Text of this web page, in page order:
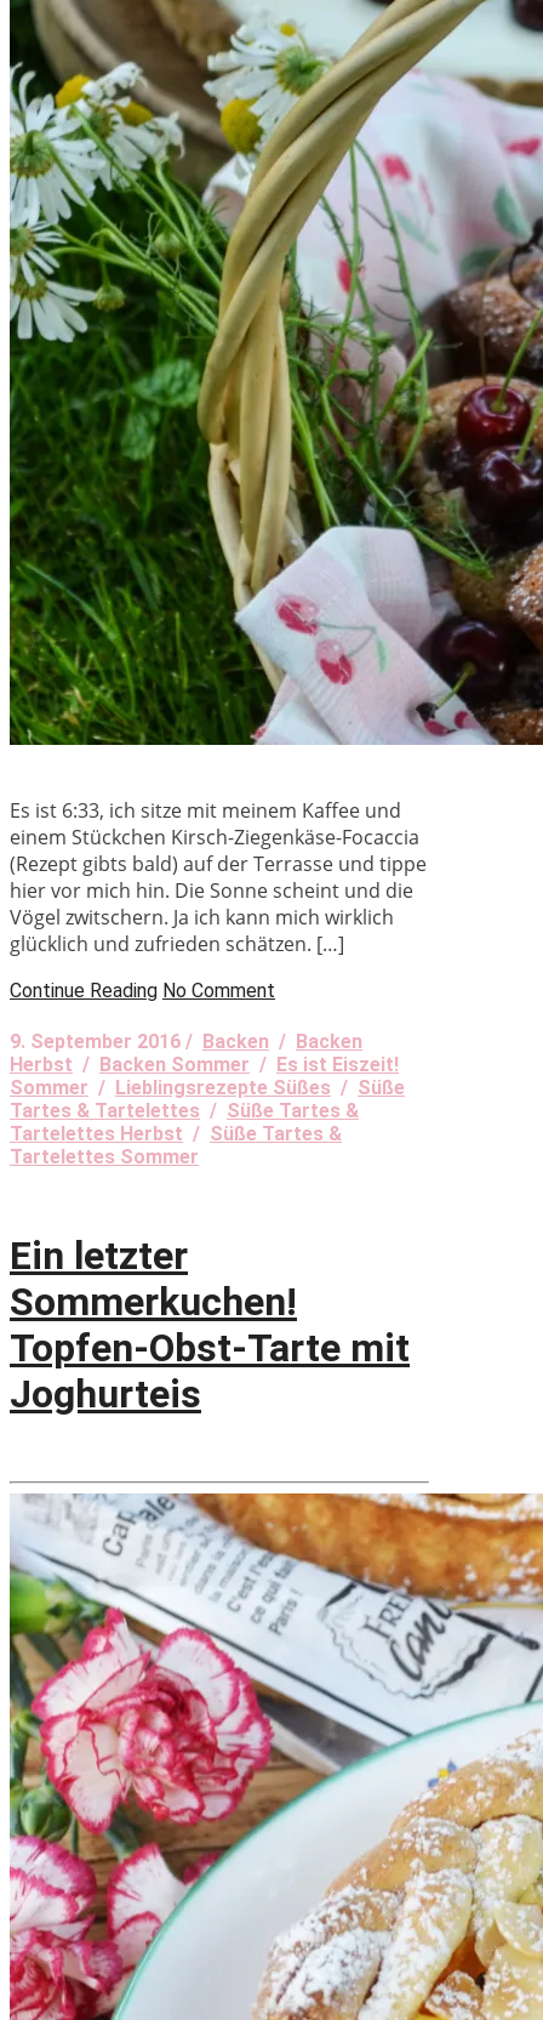
Es ist 6:33, ich sitze mit meinem Kaffee und
einem Stückchen Kirsch-Ziegenkäse-Focaccia
(Rezept gibts bald) auf der Terrasse und tippe
hier vor mich hin. Die Sonne scheint und die
Vögel zwitschern. Ja ich kann mich wirklich
glücklich und zufrieden schätzen. […]
Continue Reading No Comment
9. September 2016 / Backen / Backen
Herbst / Backen Sommer / Es ist Eiszeit!
Sommer / Lieblingsrezepte Süßes / Süße
Tartes & Tartelettes / Süße Tartes &
Tartelettes Herbst / Süße Tartes &
Tartelettes Sommer
Ein letzter
Sommerkuchen!
Topfen-Obst-Tarte mit
Joghurteis